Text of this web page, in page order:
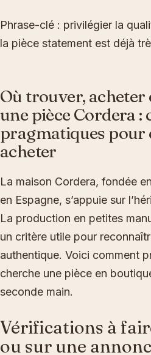
Phrase-clé : privilégier la
la pièce statement est déjà
Où trouver,
une pièce Cordera :
pragmatiques pour
acheter
La maison Cordera, fondée
en Espagne, s’appuie sur
La production en petites
un critère utile pour
authentique. Voici comment
cherche une pièce en
seconde main.
Vérifications à
ou sur une